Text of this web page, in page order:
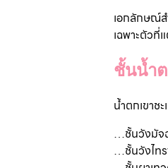
เอกลักษณ์
เฉพาะตัวที่
ชั้นน้ำ
น้ำตกเขาช
…ชั้นวังมัจ
…ชั้นวังไท